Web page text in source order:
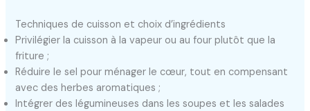
Techniques de cuisson et choix d’ingrédients
Privilégier la cuisson à la vapeur ou au four plutôt que la
friture ;
Réduire le sel pour ménager le cœur, tout en compensant
avec des herbes aromatiques ;
Intégrer des légumineuses dans les soupes et les salades